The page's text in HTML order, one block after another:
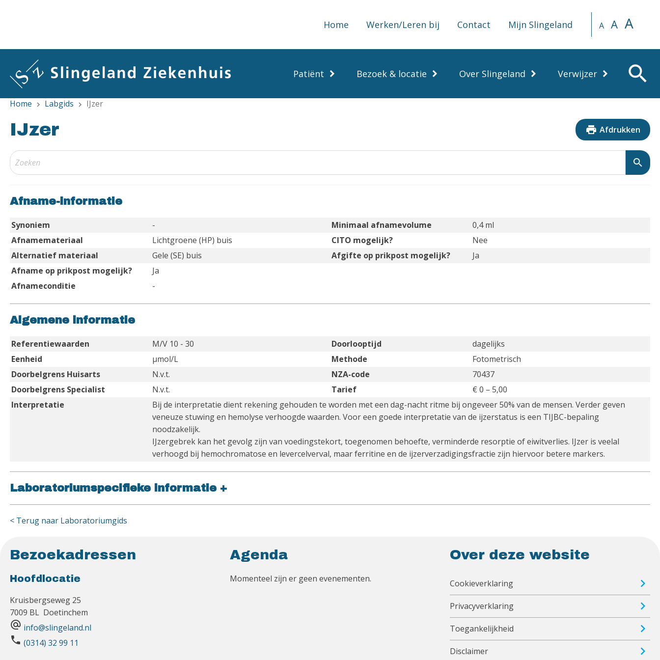
Home Werken/Leren bij Contact Mijn Slingeland A A A
Patiënt Bezoek & locatie Over Slingeland Verwijzer search
Home chevron_right Labgids chevron_right IJzer
IJzer print Afdrukken
search
Afname-informatie
Synoniem - Minimaal afnamevolume
0,4 ml
Afnamemateriaal
Lichtgroene (HP) buis CITO mogelijk?
Nee
Alternatief materiaal
Gele (SE) buis Afgifte op prikpost mogelijk?
Ja
Afname op prikpost mogelijk?
Ja
Afnameconditie
-
Algemene informatie
Referentiewaarden M/V 10 - 30 Doorlooptijd
dagelijks
Eenheid
µmol/L Methode
Fotometrisch
Doorbelgrens Huisarts
N.v.t. NZA-code
70437
Doorbelgrens Specialist
N.v.t. Tarief
€ 0 – 5,00
Interpretatie
Bij de interpretatie dient rekening gehouden te worden met een dag-nacht ritme bij ongeveer 50% van de mensen. Verder geven
veneuze stuwing en hemolyse verhoogde waarden. Voor een goede interpretatie van de ijzerstatus is een TIJBC-bepaling
noodzakelijk.
IJzergebrek kan het gevolg zijn van voedingstekort, toegenomen behoefte, verminderde resorptie of eiwitverlies. IJzer is veelal
verhoogd bij hemochromatose en levercelverval, maar ferritine en de ijzerverzadigingsfractie zijn hiervoor betere markers.
Laboratoriumspecifieke informatie +
< Terug naar Laboratoriumgids
Bezoekadressen
Hoofdlocatie
Kruisbergseweg 25
7009 BL Doetinchem
alternate_email info@slingeland.nl
phone (0314) 32 99 11
Agenda
Momenteel zijn er geen evenementen.
Over deze website
Cookieverklaring
Privacyverklaring
Toegankelijkheid
Disclaimer